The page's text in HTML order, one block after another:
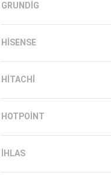
GRUNDIG
HISENSE
HITACHI
HOTPOINT
IHLAS